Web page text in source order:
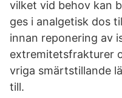
vilket vid behov kan
ges i analgetisk dos
innan reponering av
extremitetsfrakturer
vriga smärtstillande
till.